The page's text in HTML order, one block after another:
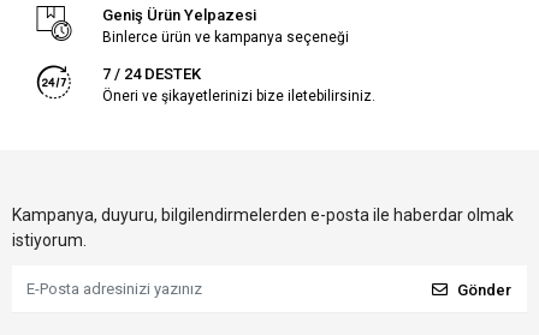
Geniş Ürün Yelpazesi
Binlerce ürün ve kampanya seçeneği
7 / 24 DESTEK
Öneri ve şikayetlerinizi bize iletebilirsiniz.
Kampanya, duyuru, bilgilendirmelerden e-posta ile haberdar olmak
istiyorum.
Gönder